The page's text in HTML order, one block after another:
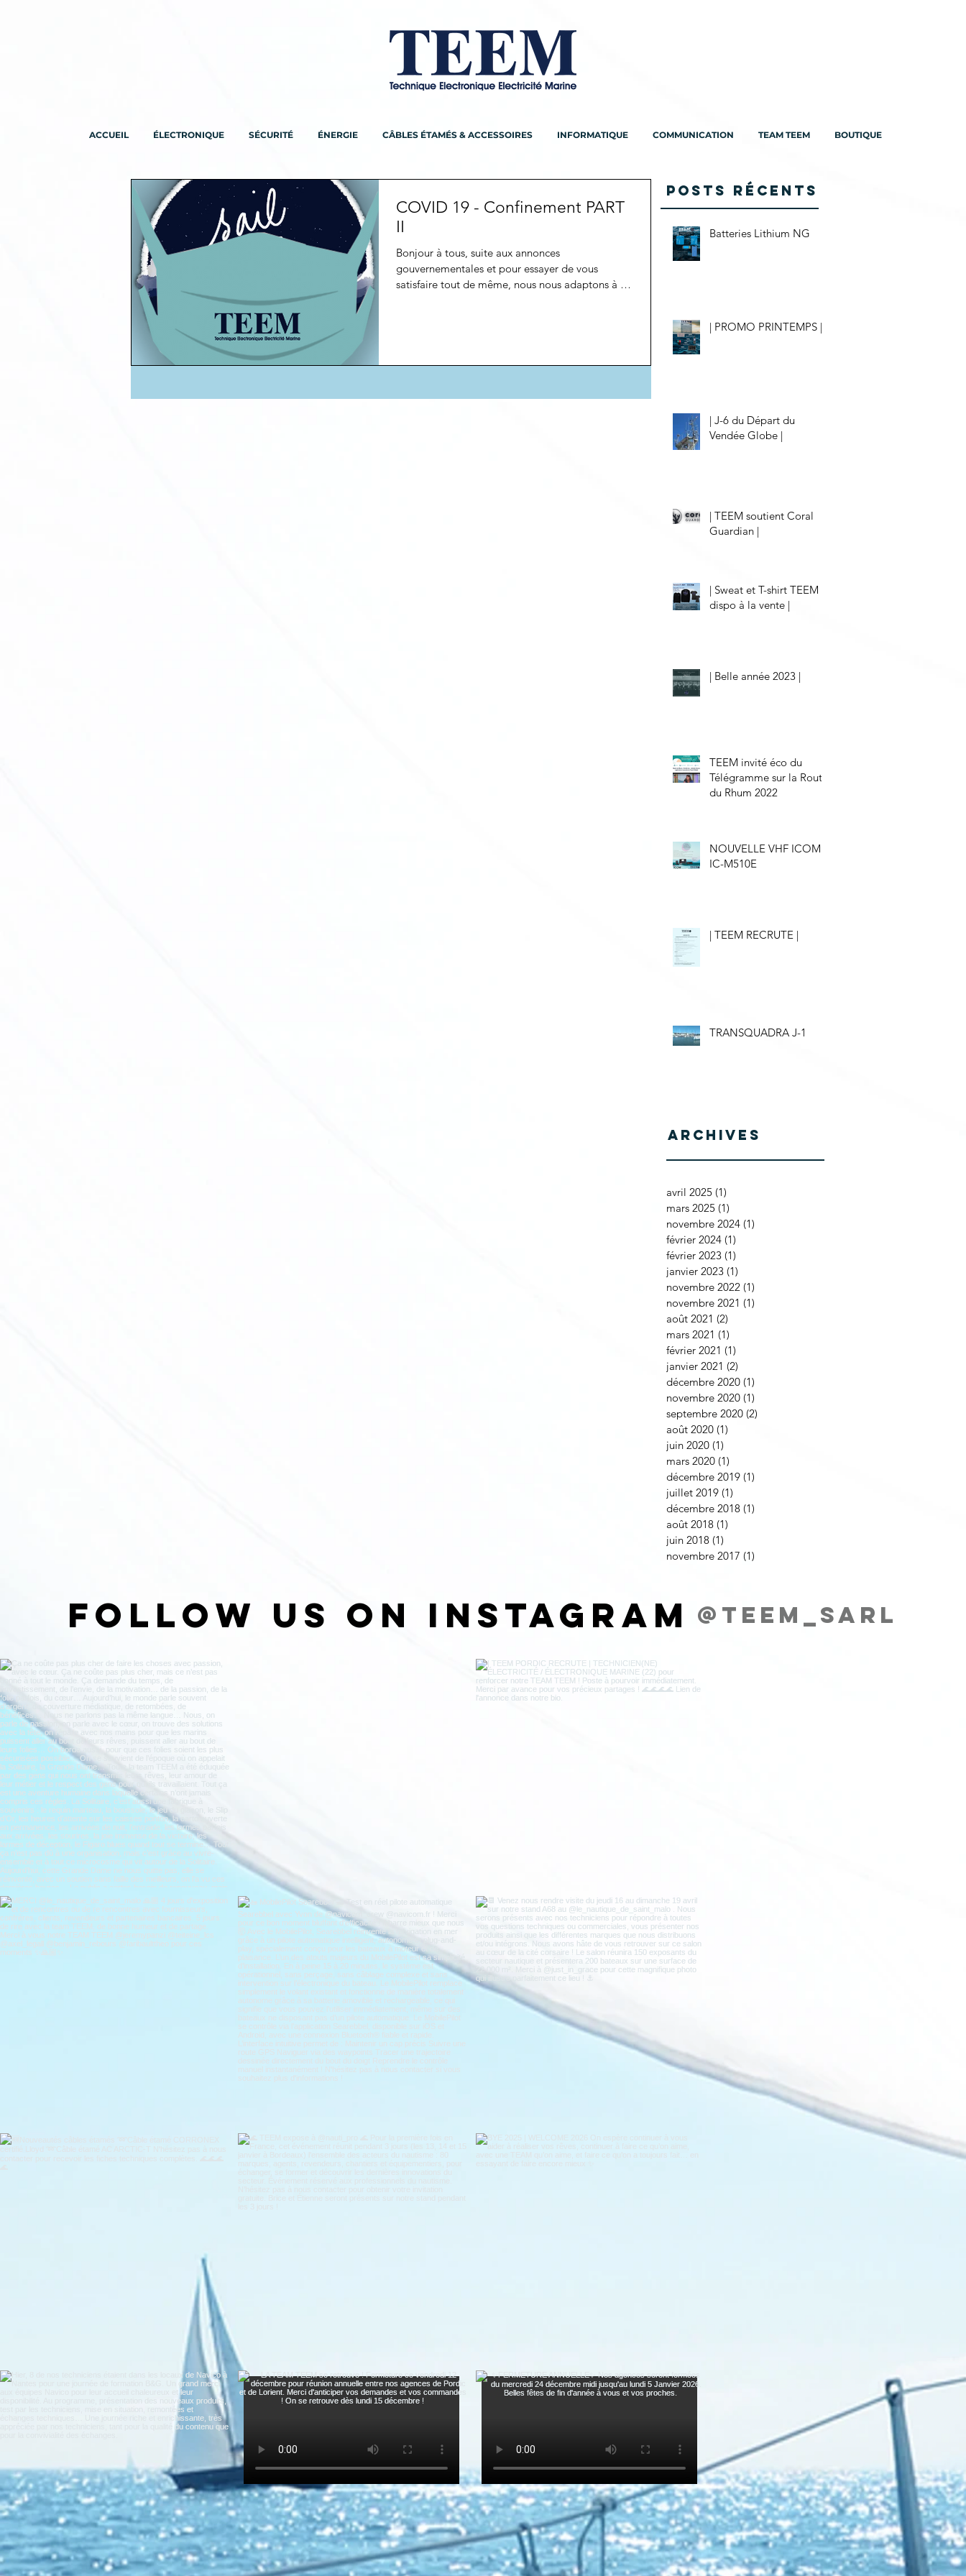
ACCUEIL ÉLECTRONIQUE SÉCURITÉ ÉNERGIE CÂBLES ÉTAMÉS & ACCESSOIRES INFORMATIQUE COMMUNICATION TEAM TEEM BOUTIQUE
COVID 19 - Confinement PART
II
Bonjour à tous, suite aux annonces
gouvernementales et pour essayer de vous
satisfaire tout de même, nous nous adaptons à la
Follow us on Instagram @teem_sarl
Posts Récents
Batteries Lithium NG
| PROMO PRINTEMPS |
| J-6 du Départ du
Vendée Globe |
| TEEM soutient Coral
Guardian |
| Sweat et T-shirt TEEM
dispo à la vente |
| Belle année 2023 |
TEEM invité éco du
Télégramme sur la Route
du Rhum 2022
NOUVELLE VHF ICOM
IC-M510E
| TEEM RECRUTE |
TRANSQUADRA J-1
Archives
avril 2025 (1)
mars 2025 (1)
novembre 2024 (1)
février 2024 (1)
février 2023 (1)
janvier 2023 (1)
novembre 2022 (1)
novembre 2021 (1)
août 2021 (2)
mars 2021 (1)
février 2021 (1)
janvier 2021 (2)
décembre 2020 (1)
novembre 2020 (1)
septembre 2020 (2)
août 2020 (1)
juin 2020 (1)
mars 2020 (1)
décembre 2019 (1)
juillet 2019 (1)
décembre 2018 (1)
août 2018 (1)
juin 2018 (1)
novembre 2017 (1)